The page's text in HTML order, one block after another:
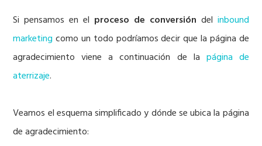
Si pensamos en el proceso de conversión del inbound
marketing como un todo podríamos decir que la página de
agradecimiento viene a continuación de la página de
aterrizaje.
Veamos el esquema simplificado y dónde se ubica la página
de agradecimiento: